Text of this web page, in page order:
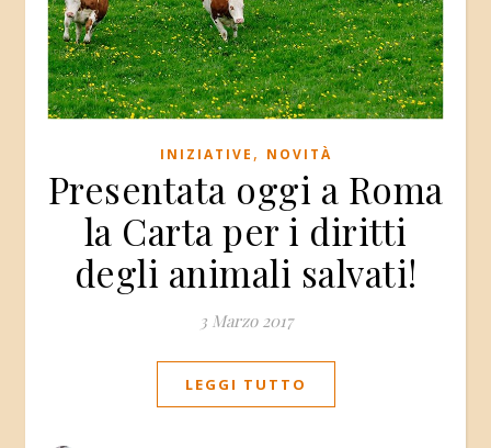
INIZIATIVE , NOVITÀ
Presentata oggi a Roma
la Carta per i diritti
degli animali salvati!
3 Marzo 2017
LEGGI TUTTO